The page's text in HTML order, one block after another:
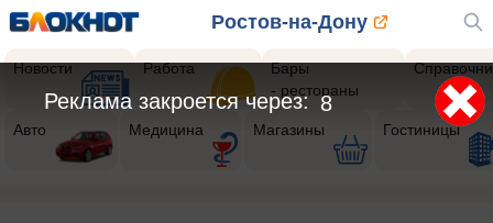
Ростов-на-Дону
Новости Работа
Бары
- рестораны
Авто Медицина Магазины Гостиницы
6
Реклама закроется через: